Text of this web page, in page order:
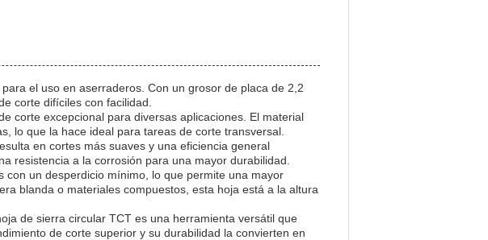
el uso en aserraderos. Con un grosor de placa de 2,2
corte difíciles con facilidad.
corte excepcional para diversas aplicaciones. El material
lo que la hace ideal para tareas de corte transversal.
en cortes más suaves y una eficiencia general
resistencia a la corrosión para una mayor durabilidad.
un desperdicio mínimo, lo que permite una mayor
blanda o materiales compuestos, esta hoja está a la altura
de sierra circular TCT es una herramienta versátil que
de corte superior y su durabilidad la convierten en